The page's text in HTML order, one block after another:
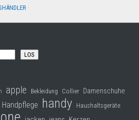
·
LOS
apple Bekleidung Collier Damenschuhe
Handpflege handy Haushaltsgeräte